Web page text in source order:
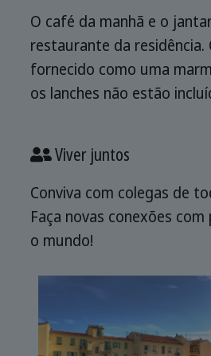
O café da manhã e o
restaurante da residência.
fornecido como uma
os lanches não estão
Viver juntos
Conviva com colegas de
Faça novas conexões
o mundo!